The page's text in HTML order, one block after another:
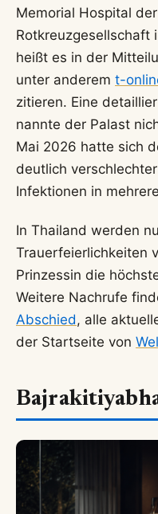
Memorial Hospital
Rotkreuzgesellschaft
heißt es in der
unter anderem t-
zitieren. Eine
nannte der Palast
Mai 2026 hatte sich
deutlich
Infektionen in
In Thailand werden
Trauerfeierlichkeiten
Prinzessin die
Weitere Nachrufe
Abschied, alle
der Startseite von